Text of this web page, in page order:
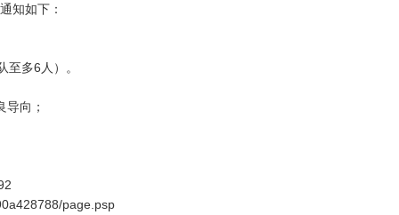
知如下：
多6人）。
向；
page.psp